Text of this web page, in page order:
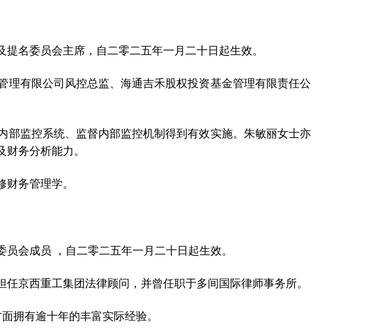
名委员会主席，自二零二五年一月二十日起生效。
有限公司风控总监、海通吉禾股权投资基金管理有限责任公
监控系统、监督内部监控机制得到有效实施。朱敏丽女士亦
务分析能力。
务管理学。
会成员 ，自二零二五年一月二十日起生效。
京西重工集团法律顾问，并曾任职于多间国际律师事务所。
拥有逾十年的丰富实际经验。